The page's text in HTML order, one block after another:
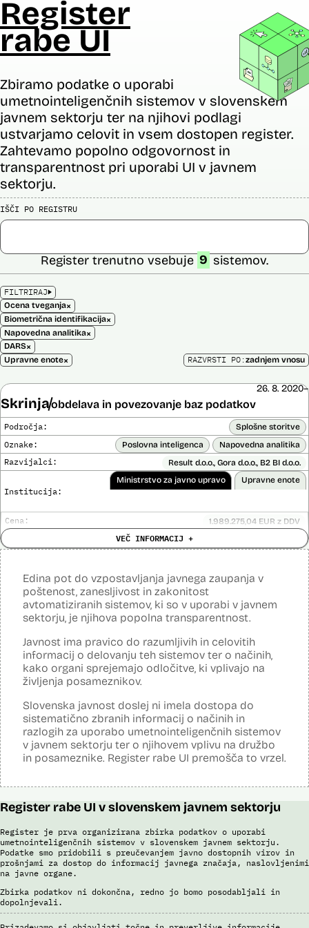
Register
rabe UI
Zbiramo podatke o uporabi
umetnointeligenčnih sistemov v slovenskem
javnem sektorju ter na njihovi podlagi
ustvarjamo celovit in vsem dostopen register.
Zahtevamo popolno odgovornost in
transparentnost pri uporabi UI v javnem
sektorju.
IŠČI PO REGISTRU
FILTRIRAJ
Ocena tveganja×
Biometrična identifikacija×
Napovedna analitika×
DARS×
Upravne enote×
Register trenutno vsebuje 9 sistemov.
RAZVRSTI PO:zadnjem vnosu
Skrinjaobdelava in povezovanje baz podatkov
26. 8. 2020–
Področja: Splošne storitve
Oznake: Poslovna inteligenca Napovedna analitika
Razvijalci: Result d.o.o., Gora d.o.o., B2 BI d.o.o.
Institucija:
Ministrstvo za javno upravo Upravne enote
Cena: 1.989.275,04 EUR z DDV
Analiza učinka na človekove pravice
opravljena:
Posodobljeno: 3. december 2024
Sistem omogoča obdelavo in vizualizacijo podatkov, povezovanje baz
podatkov, pripravo poročil, dinamično raziskovanje podatkov, uporabo
napovedne analitike, opazovanje gibanja podatkov v različnih
(če – potem), simulacije kompleksnejših problemov in scenarijev,
načrtovanje aktivnosti in porabe virov.
Viri:
Dosje javnega naročila
Podrobnosti izdelka na portalu NIO
Predstavitev projekta na gov.si
Predstavitev projekta na portalu OECD OPSI
Odgovor na zahtevo za dostop do informacij javnega značaja
Tehnične specifikacije iz razpisne dokumentacije
VEČ INFORMACIJ +
Edina pot do vzpostavljanja javnega zaupanja v
poštenost, zanesljivost in zakonitost
avtomatiziranih sistemov, ki so v uporabi v javnem
sektorju, je njihova popolna transparentnost.
Javnost ima pravico do razumljivih in celovitih
informacij o delovanju teh sistemov ter o načinih,
kako organi sprejemajo odločitve, ki vplivajo na
življenja posameznikov.
Slovenska javnost doslej ni imela dostopa do
sistematično zbranih informacij o načinih in
razlogih za uporabo umetnointeligenčnih sistemov
v javnem sektorju ter o njihovem vplivu na družbo
in posameznike. Register rabe UI premošča to vrzel.
Register rabe UI v slovenskem javnem sektorju
Register je prva organizirana zbirka podatkov o uporabi
umetnointeligenčnih sistemov v slovenskem javnem sektorju.
Podatke smo pridobili s preučevanjem javno dostopnih virov in
prošnjami za dostop do informacij javnega značaja, naslovljenimi
na javne organe.
Zbirka podatkov ni dokončna, redno jo bomo posodabljali in
dopolnjevali.